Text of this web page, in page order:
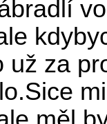
už za